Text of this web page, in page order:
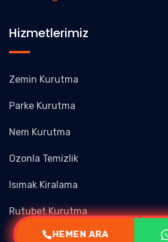
Hizmetlerimiz
Zemin Kurutma
Parke Kurutma
Nem Kurutma
Ozonla Temizlik
Isımak Kiralama
Rutubet Kurutma
HEMEN ARA